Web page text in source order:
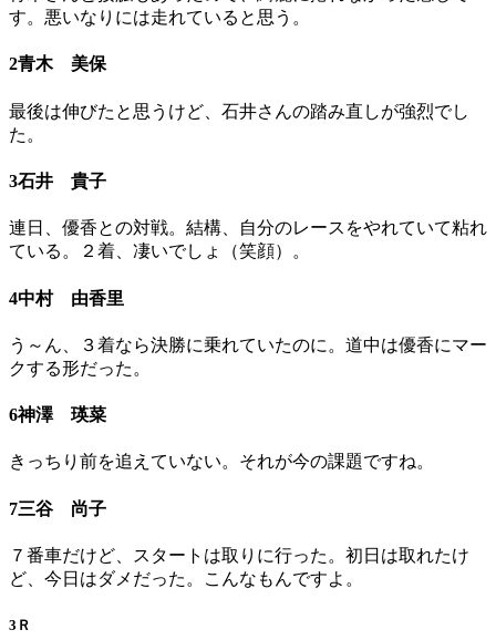
す。悪いなりには走れていると思う。
2青木 美保
最後は伸びたと思うけど、石井さんの踏み直しが強烈でし
た。
3石井 貴子
連日、優香との対戦。結構、自分のレースをやれていて粘れ
ている。２着、凄いでしょ（笑顔）。
4中村 由香里
う～ん、３着なら決勝に乗れていたのに。道中は優香にマー
クする形だった。
6神澤 瑛菜
きっちり前を追えていない。それが今の課題ですね。
7三谷 尚子
７番車だけど、スタートは取りに行った。初日は取れたけ
ど、今日はダメだった。こんなもんですよ。
3Ｒ